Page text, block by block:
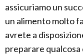
assicuriamo un
un alimento molto
avrete a
preparare qualcosa